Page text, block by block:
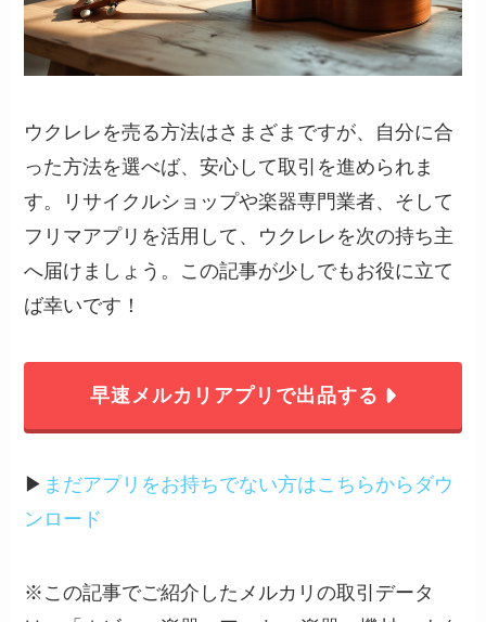
ウクレレを売る方法はさまざまですが、自分に合
った方法を選べば、安心して取引を進められま
す。リサイクルショップや楽器専門業者、そして
フリマアプリを活用して、ウクレレを次の持ち主
へ届けましょう。この記事が少しでもお役に立て
ば幸いです！
早速メルカリアプリで出品する
▶︎ まだアプリをお持ちでない方はこちらからダウ
ンロード
※この記事でご紹介したメルカリの取引データ